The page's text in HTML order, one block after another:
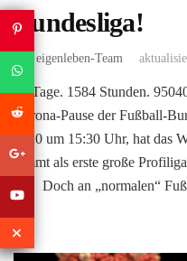
Bundesliga!
eigenleben-Team
66 Tage. 1584 Stunden.
Corona-Pause der Fußball-
2020 um 15:30 Uhr, hat das
nimmt als erste große
auf. Doch an „normalen“